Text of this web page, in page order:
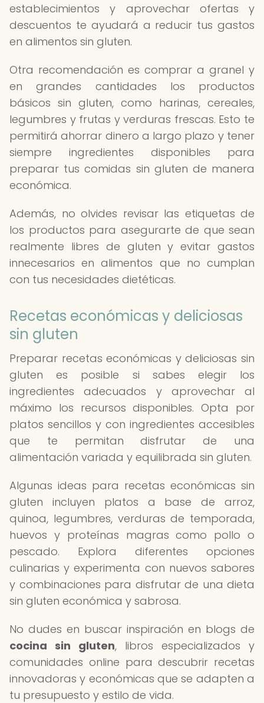
establecimientos y aprovechar ofertas y
descuentos te ayudará a reducir tus gastos
en alimentos sin gluten.
Otra recomendación es comprar a granel y
en grandes cantidades los productos
básicos sin gluten, como harinas, cereales,
legumbres y frutas y verduras frescas. Esto te
permitirá ahorrar dinero a largo plazo y tener
siempre ingredientes disponibles para
preparar tus comidas sin gluten de manera
económica.
Además, no olvides revisar las etiquetas de
los productos para asegurarte de que sean
realmente libres de gluten y evitar gastos
innecesarios en alimentos que no cumplan
con tus necesidades dietéticas.
Recetas económicas y deliciosas
sin gluten
Preparar recetas económicas y deliciosas sin
gluten es posible si sabes elegir los
ingredientes adecuados y aprovechar al
máximo los recursos disponibles. Opta por
platos sencillos y con ingredientes accesibles
que te permitan disfrutar de una
alimentación variada y equilibrada sin gluten.
Algunas ideas para recetas económicas sin
gluten incluyen platos a base de arroz,
quinoa, legumbres, verduras de temporada,
huevos y proteínas magras como pollo o
pescado. Explora diferentes opciones
culinarias y experimenta con nuevos sabores
y combinaciones para disfrutar de una dieta
sin gluten económica y sabrosa.
No dudes en buscar inspiración en blogs de
cocina sin gluten, libros especializados y
comunidades online para descubrir recetas
innovadoras y económicas que se adapten a
tu presupuesto y estilo de vida.